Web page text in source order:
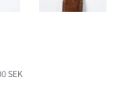
Värdering: 5 000 SEK